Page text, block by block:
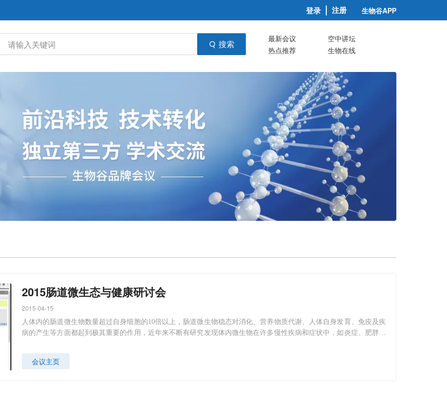
登录 注册 生物谷APP
搜索 最新会议
空中讲坛
热点推荐
生物在线
2015肠道微生态与健康研讨会
2015-04-15
人体内的肠道微生物数量超过自身细胞的10倍以上，肠道微生物稳态对消化、营养物质代谢、人体自身发育、免疫及疾
病的产生等方面都起到极其重要的作用，近年来不断有研究发现体内微生物在许多慢性疾病和症状中，如炎症、肥胖等
会议主页